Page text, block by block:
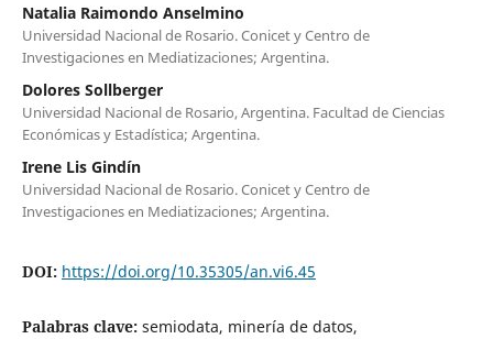
Natalia Raimondo Anselmino
Universidad Nacional de Rosario. Conicet y Centro de
Investigaciones en Mediatizaciones; Argentina.
Dolores Sollberger
Universidad Nacional de Rosario, Argentina. Facultad de Ciencias
Económicas y Estadística; Argentina.
Irene Lis Gindín
Universidad Nacional de Rosario. Conicet y Centro de
Investigaciones en Mediatizaciones; Argentina.
DOI: https://doi.org/10.35305/an.vi6.45
Palabras clave: semiodata, minería de datos,